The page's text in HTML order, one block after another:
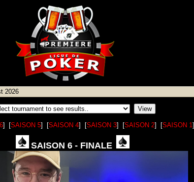
2026
] [SAISON 5] [SAISON 4] [SAISON 3] [SAISON 2] [SAISON 1]
SAISON 6 - FINALE